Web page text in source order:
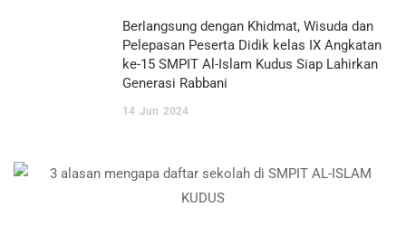
Berlangsung dengan Khidmat, Wisuda dan
Pelepasan Peserta Didik kelas IX Angkatan
ke-15 SMPIT Al-Islam Kudus Siap Lahirkan
Generasi Rabbani
14 Jun 2024